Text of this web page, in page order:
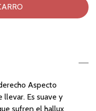
Aspecto
Es suave y
sufren el hallux